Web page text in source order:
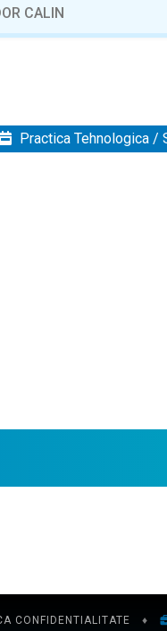
CALIN
Practica Tehnologica /
CONFIDENTIALITATE ♦